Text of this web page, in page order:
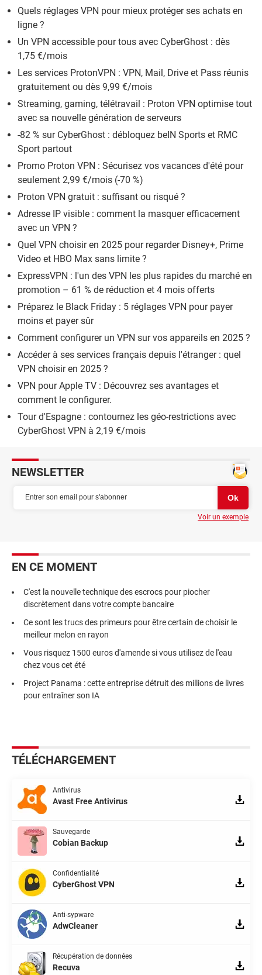
Quels réglages VPN pour mieux protéger ses achats en
ligne ?
Un VPN accessible pour tous avec CyberGhost : dès
1,75 €/mois
Les services ProtonVPN : VPN, Mail, Drive et Pass réunis
gratuitement ou dès 9,99 €/mois
Streaming, gaming, télétravail : Proton VPN optimise tout
avec sa nouvelle génération de serveurs
-82 % sur CyberGhost : débloquez beIN Sports et RMC
Sport partout
Promo Proton VPN : Sécurisez vos vacances d'été pour
seulement 2,99 €/mois (-70 %)
Proton VPN gratuit : suffisant ou risqué ?
Adresse IP visible : comment la masquer efficacement
avec un VPN ?
Quel VPN choisir en 2025 pour regarder Disney+, Prime
Video et HBO Max sans limite ?
ExpressVPN : l'un des VPN les plus rapides du marché en
promotion – 61 % de réduction et 4 mois offerts
Préparez le Black Friday : 5 réglages VPN pour payer
moins et payer sûr
Comment configurer un VPN sur vos appareils en 2025 ?
Accéder à ses services français depuis l'étranger : quel
VPN choisir en 2025 ?
VPN pour Apple TV : Découvrez ses avantages et
comment le configurer.
Tour d'Espagne : contournez les géo-restrictions avec
CyberGhost VPN à 2,19 €/mois
NEWSLETTER
Voir un exemple
EN CE MOMENT
C'est la nouvelle technique des escrocs pour piocher
discrètement dans votre compte bancaire
Ce sont les trucs des primeurs pour être certain de choisir le
meilleur melon en rayon
Vous risquez 1500 euros d'amende si vous utilisez de l'eau
chez vous cet été
Project Panama : cette entreprise détruit des millions de livres
pour entraîner son IA
TÉLÉCHARGEMENT
Antivirus
Avast Free Antivirus
Sauvegarde
Cobian Backup
Confidentialité
CyberGhost VPN
Anti-sypware
AdwCleaner
Récupération de données
Recuva